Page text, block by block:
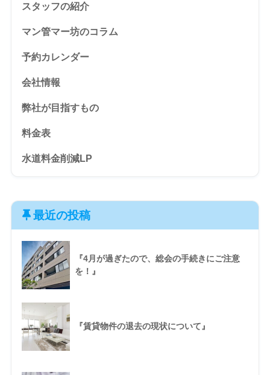
スタッフの紹介
マン管マー坊のコラム
予約カレンダー
会社情報
弊社が目指すもの
料金表
水道料金削減LP
最近の投稿
『4月が過ぎたので、総会の手続きにご注意
を！』
『賃貸物件の退去の現状について』